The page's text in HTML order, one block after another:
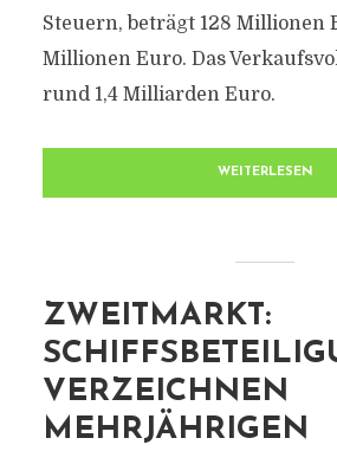
Steuern, beträgt 128 Millionen
Millionen Euro. Das
rund 1,4 Milliarden Euro.
WEITERLESEN
ZWEITMARKT:
VERZEICHNEN
MEHRJÄHRIGEN